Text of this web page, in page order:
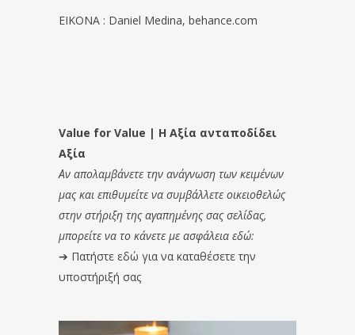
EIKONA : Daniel Medina, behance.com
Value for Value | Η Αξία ανταποδίδει
Αξία
Αν απολαμβάνετε την ανάγνωση των κειμένων
μας και επιθυμείτε να συμβάλλετε οικειοθελώς
στην στήριξη της αγαπημένης σας σελίδας,
μπορείτε να το κάνετε με ασφάλεια εδώ:
➔ Πατήστε εδώ για να καταθέσετε την
υποστήριξή σας